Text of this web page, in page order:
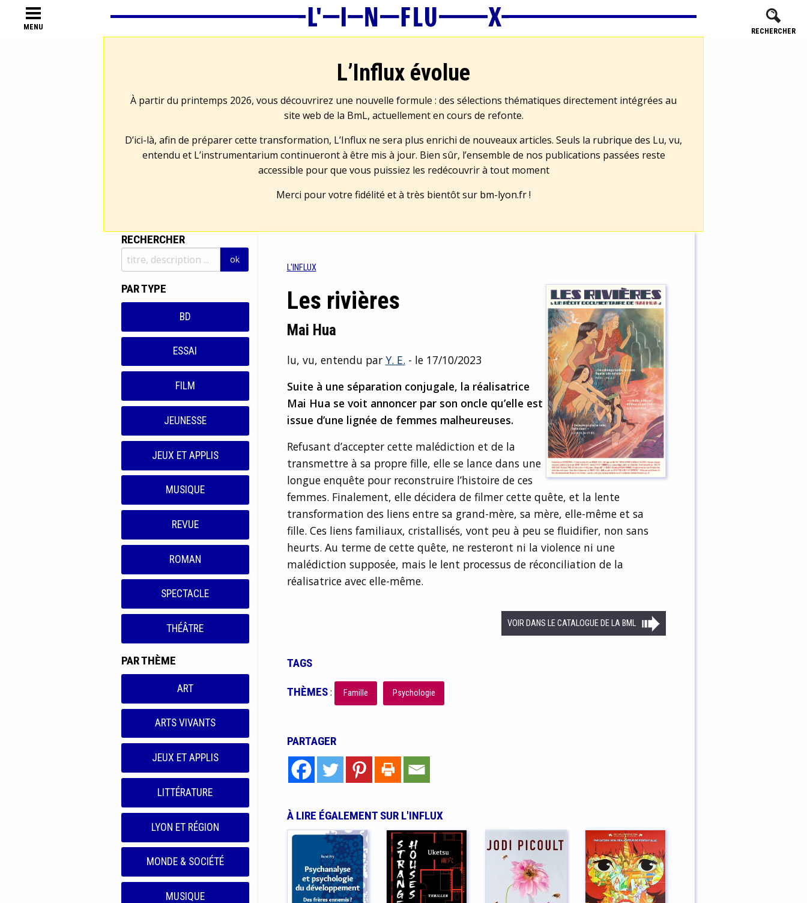
MENU RECHERCHER
L’Influx évolue
À partir du printemps 2026, vous découvrirez une nouvelle formule : des sélections thématiques directement intégrées au
site web de la BmL, actuellement en cours de refonte.
D’ici-là, afin de préparer cette transformation, L’Influx ne sera plus enrichi de nouveaux articles. Seuls la rubrique des Lu, vu,
entendu et L’instrumentarium continueront à être mis à jour. Bien sûr, l’ensemble de nos publications passées reste
accessible pour que vous puissiez les redécouvrir à tout moment
Merci pour votre fidélité et à très bientôt sur bm-lyon.fr!
RECHERCHER
PAR TYPE
BD
ESSAI
FILM
JEUNESSE
JEUX ET APPLIS
MUSIQUE
REVUE
ROMAN
SPECTACLE
THÉÂTRE
PAR THÈME
ART
ARTS VIVANTS
JEUX ET APPLIS
LITTÉRATURE
LYON ET RÉGION
MONDE & SOCIÉTÉ
MUSIQUE
L'INFLUX
Les rivières
Mai Hua
lu, vu, entendu par Y. E. - le 17/10/2023
Suite à une séparation conjugale, la réalisatrice
Mai Hua se voit annoncer par son oncle qu’elle est
issue d’une lignée de femmes malheureuses.
Refusant d’accepter cette malédiction et de la
transmettre à sa propre fille, elle se lance dans une
longue enquête pour reconstruire l’histoire de ces
femmes. Finalement, elle décidera de filmer cette quête, et la lente
transformation des liens entre sa grand-mère, sa mère, elle-même et sa
fille. Ces liens familiaux, cristallisés, vont peu à peu se fluidifier, non sans
heurts. Au terme de cette quête, ne resteront ni la violence ni une
malédiction supposée, mais le lent processus de réconciliation de la
réalisatrice avec elle-même.
VOIR DANS LE CATALOGUE DE LA BML
TAGS
THÈMES: Famille Psychologie
PARTAGER
À LIRE ÉGALEMENT SUR L'INFLUX